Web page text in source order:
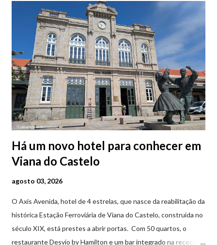
Há um novo hotel para conhecer em
Viana do Castelo
agosto 03, 2026
O Axis Avenida, hotel de 4 estrelas, que nasce da reabilitação da
histórica Estação Ferroviária de Viana do Castelo, construída no
século XIX, está prestes a abrir portas. Com 50 quartos, o
restaurante Desvio by Hamilton e um bar integrado na receção,